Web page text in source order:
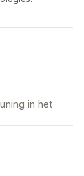
in het